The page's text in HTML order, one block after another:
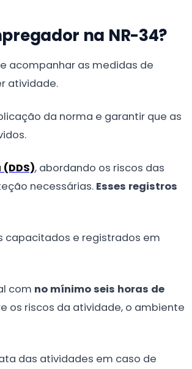
na NR-34?
acompanhar as medidas de
atividade.
da norma e garantir que as
, abordando os riscos das
necessárias. Esses registros
capacitados e registrados em
com no mínimo seis horas de
os riscos da atividade, o ambiente
das atividades em caso de